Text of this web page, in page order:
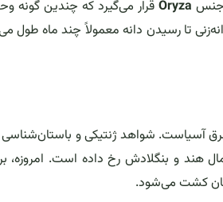
جنس Oryzaقرار می‌گیرد که چندین گونه
تا رسیدن دانه معمولاً چند ماه طول
آسیاست. شواهد ژنتیکی و
هند و بنگلادش رخ داده است. امروزه،
کشت می‌شود.